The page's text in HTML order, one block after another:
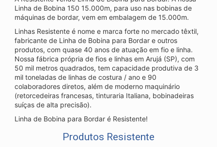
Linha de Bobina 150 15.000m, para uso nas bobinas de
máquinas de bordar, vem em embalagem de 15.000m.
Linhas Resistente é nome e marca forte no mercado têxtil,
fabricante de Linha de Bobina para Bordar e outros
produtos, com quase 40 anos de atuação em fio e linha.
Nossa fábrica própria de fios e linhas em Arujá (SP), com
50 mil metros quadrados, tem capacidade produtiva de 3
mil toneladas de linhas de costura / ano e 90
colaboradores diretos, além de moderno maquinário
(retorcedeiras francesas, tinturaria Italiana, bobinadeiras
suíças de alta precisão).
Linha de Bobina para Bordar é Resistente!
Produtos Resistente